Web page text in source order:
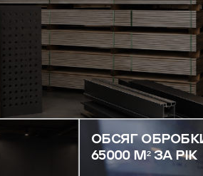
ОБСЯГ
65000 М² ЗА РІК